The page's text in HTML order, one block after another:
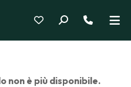
non è più disponibile.